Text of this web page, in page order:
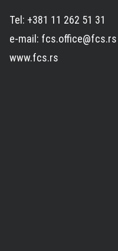
Tel: +381 11 262 51 31
e-mail: fcs.office@fcs.rs
www.fcs.rs